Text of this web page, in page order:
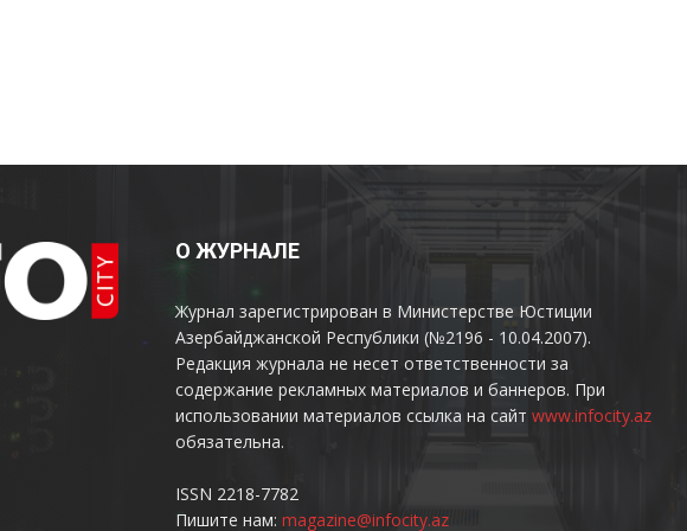
О ЖУРНАЛЕ
Журнал зарегистрирован в Министерстве Юстиции
Азербайджанской Республики (№2196 - 10.04.2007).
Редакция журнала не несет ответственности за
содержание рекламных материалов и баннеров. При
использовании материалов ссылка на сайт www.infocity.az
обязательна.
ISSN 2218-7782
Пишите нам: magazine@infocity.az